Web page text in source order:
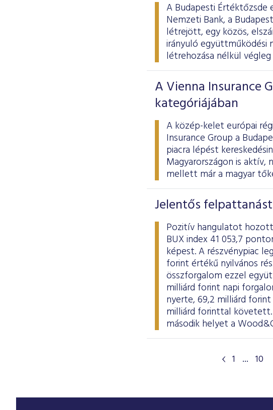
A Budapesti Értéktőzsde
Nemzeti Bank, a
létrejött, egy közös,
irányuló együttműködési
létrehozása nélkül
A Vienna Insurance
kategóriájában
A közép-kelet európai
Insurance Group a
piacra lépést
Magyarországon is aktív,
mellett már a magyar
Jelentős
Pozitív hangulatot hozott
BUX index 41 053,7
képest. A részvénypiac
forint értékű nyilvános
összforgalom ezzel
milliárd forint napi
nyerte, 69,2 milliárd
milliárd forinttal
második helyet a
1 ... 10